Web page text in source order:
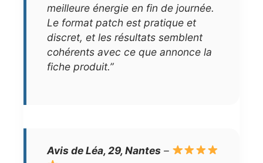
meilleure énergie en fin de journée.
Le format patch est pratique et
discret, et les résultats semblent
cohérents avec ce que annonce la
fiche produit.”
Avis de Léa, 29, Nantes –